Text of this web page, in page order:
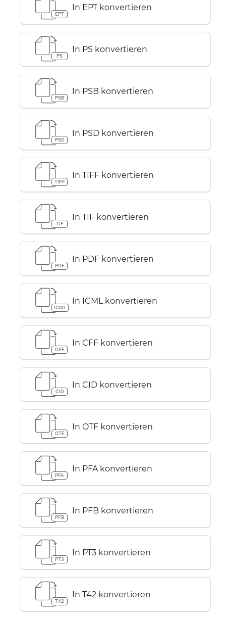
EPT
In EPT konvertieren
PS
In PS konvertieren
PSB
In PSB konvertieren
PSD
In PSD konvertieren
TIFF
In TIFF konvertieren
TIF
In TIF konvertieren
PDF
In PDF konvertieren
ICML
In ICML konvertieren
CFF
In CFF konvertieren
CID
In CID konvertieren
OTF
In OTF konvertieren
PFA
In PFA konvertieren
PFB
In PFB konvertieren
PT3
In PT3 konvertieren
T42
In T42 konvertieren